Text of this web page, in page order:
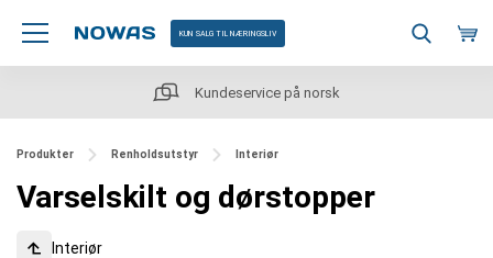
KUN SALG TIL NÆRINGSLIV
Kundeservice på norsk
Produkter Renholdsutstyr Interiør
Varselskilt og dørstopper
Interiør